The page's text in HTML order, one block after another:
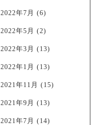
2022年7月 (6)
2022年5月 (2)
2022年3月 (13)
2022年1月 (13)
2021年11月 (15)
2021年9月 (13)
2021年7月 (14)